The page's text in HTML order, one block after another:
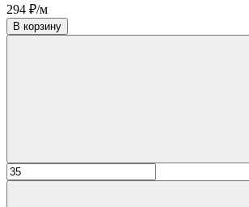
294 ₽/м
В корзину